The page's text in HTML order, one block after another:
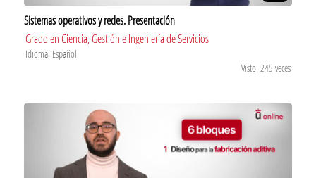
Sistemas operativos y redes. Presentación
Grado en Ciencia, Gestión e Ingeniería de Servicios
Idioma: Español
Visto: 245 veces